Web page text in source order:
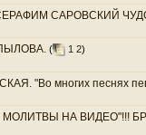
САРОВСКИЙ
( 1 2)
"Во многих песнях
НА ВИДЕО"!!!